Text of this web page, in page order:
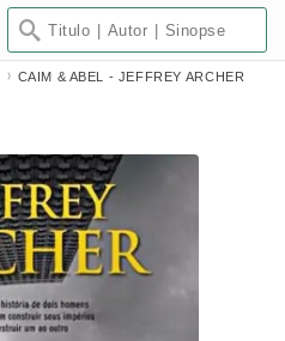
CAIM & ABEL - JEFFREY ARCHER